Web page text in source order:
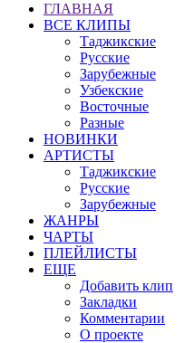
ГЛАВНАЯ
ВСЕ КЛИПЫ
Таджикские
Русские
Зарубежные
Узбекские
Восточные
Разные
НОВИНКИ
АРТИСТЫ
Таджикские
Русские
Зарубежные
ЖАНРЫ
ЧАРТЫ
ПЛЕЙЛИСТЫ
ЕЩЕ
Добавить клип
Закладки
Комментарии
О проекте